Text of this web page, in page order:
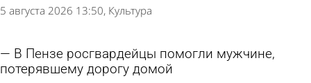
5 августа 2026 13:50 Культура
В Пензе росгвардейцы помогли мужчине,
потерявшему дорогу домой